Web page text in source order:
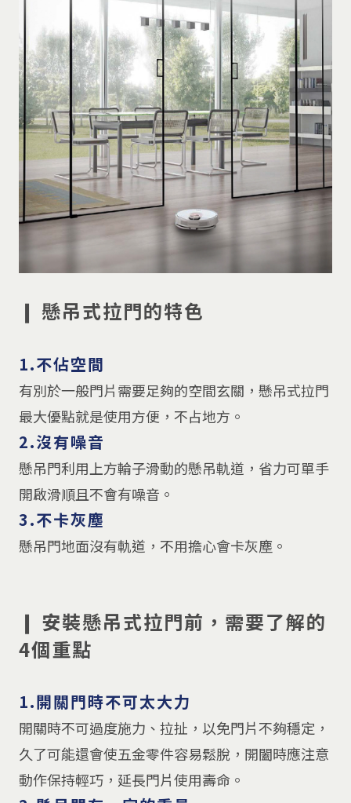
❙ 懸吊式拉門的特色
1.不佔空間
有別於一般門片需要足夠的空間玄關，懸吊式拉門
最大優點就是使用方便，不占地方。
2.沒有噪音
懸吊門利用上方輪子滑動的懸吊軌道，省力可單手
開啟滑順且不會有噪音。
3.不卡灰塵
懸吊門地面沒有軌道，不用擔心會卡灰塵。
❙ 安裝懸吊式拉門前，需要了解的
4個重點
1.開關門時不可太大力
開關時不可過度施力、拉扯，以免門片不夠穩定，
久了可能還會使五金零件容易鬆脫，開闔時應注意
動作保持輕巧，延長門片使用壽命。